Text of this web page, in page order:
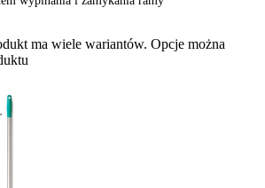
ma wiele wariantów. Opcje można